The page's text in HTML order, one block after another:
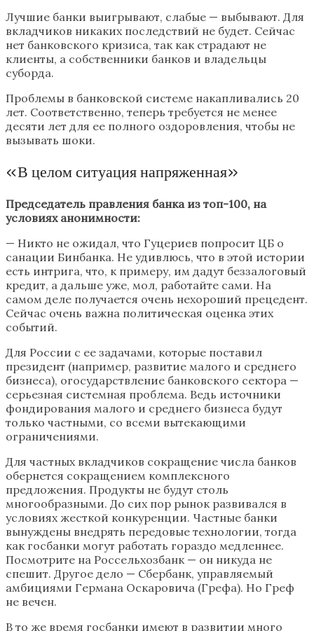
Лучшие банки выигрывают, слабые — выбывают. Для
вкладчиков никаких последствий не будет. Сейчас
нет банковского кризиса, так как страдают не
клиенты, а собственники банков и владельцы
суборда.
Проблемы в банковской системе накапливались 20
лет. Соответственно, теперь требуется не менее
десяти лет для ее полного оздоровления, чтобы не
вызывать шоки.
«В целом ситуация напряженная»
Председатель правления банка из топ-100, на
условиях анонимности:
— Никто не ожидал, что Гуцериев попросит ЦБ о
санации Бинбанка. Не удивлюсь, что в этой истории
есть интрига, что, к примеру, им дадут беззалоговый
кредит, а дальше уже, мол, работайте сами. На
самом деле получается очень нехороший прецедент.
Сейчас очень важна политическая оценка этих
событий.
Для России с ее задачами, которые поставил
президент (например, развитие малого и среднего
бизнеса), огосударствление банковского сектора —
серьезная системная проблема. Ведь источники
фондирования малого и среднего бизнеса будут
только частными, со всеми вытекающими
ограничениями.
Для частных вкладчиков сокращение числа банков
обернется сокращением комплексного
предложения. Продукты не будут столь
многообразными. До сих пор рынок развивался в
условиях жесткой конкуренции. Частные банки
вынуждены внедрять передовые технологии, тогда
как госбанки могут работать гораздо медленнее.
Посмотрите на Россельхозбанк — он никуда не
спешит. Другое дело — Сбербанк, управляемый
амбициями Германа Оскаровича (Грефа). Но Греф
не вечен.
В то же время госбанки имеют в развитии много